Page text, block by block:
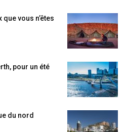
vous n’êtes
pour un été
du nord